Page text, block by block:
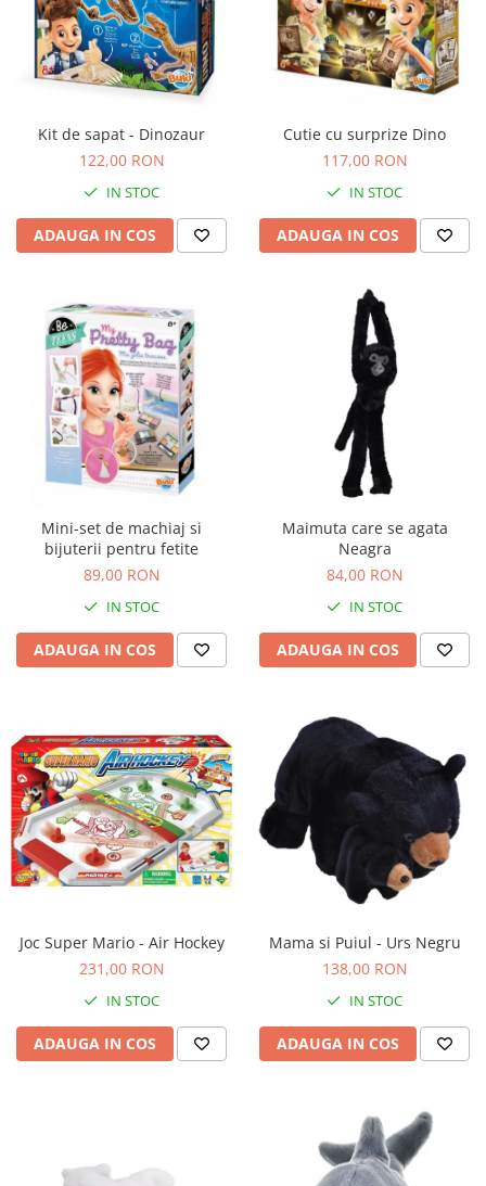
Kit de sapat - Dinozaur
122,00 RON
IN STOC
ADAUGA IN COS
Cutie cu surprize Dino
117,00 RON
IN STOC
ADAUGA IN COS
Mini-set de machiaj si
bijuterii pentru fetite
89,00 RON
IN STOC
ADAUGA IN COS
Maimuta care se agata
Neagra
84,00 RON
IN STOC
ADAUGA IN COS
Joc Super Mario - Air Hockey
231,00 RON
IN STOC
ADAUGA IN COS
Mama si Puiul - Urs Negru
138,00 RON
IN STOC
ADAUGA IN COS